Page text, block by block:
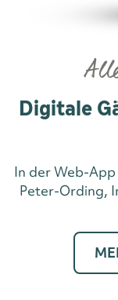
Digitale
In der Web-
Peter-Ording,